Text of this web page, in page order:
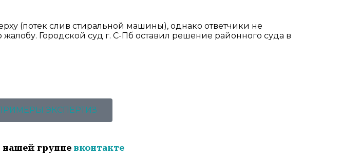
(потек слив стиральной машины), однако ответчики не
Городской суд г. С-Пб оставил решение районного суда в
ЭКСПЕРТИЗ
группе вконтакте